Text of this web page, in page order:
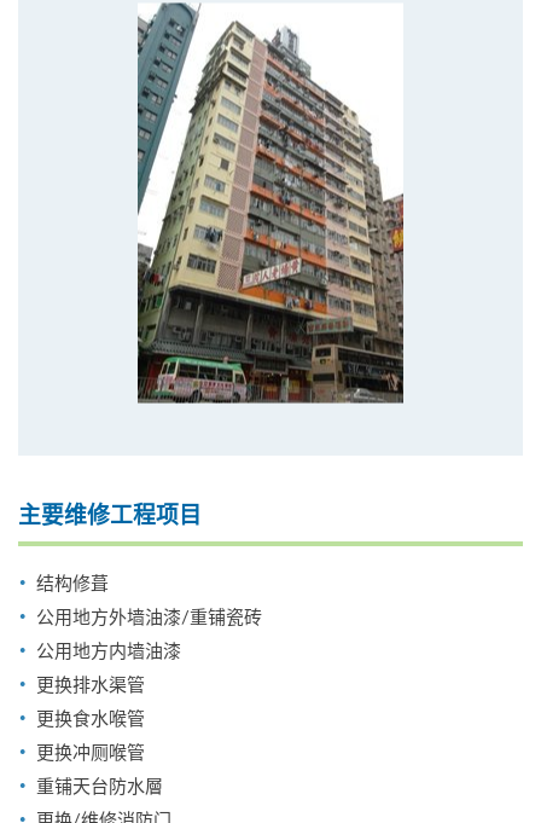
主要维修工程项目
结构修葺
公用地方外墙油漆/重铺瓷砖
公用地方内墙油漆
更换排水渠管
更换食水喉管
更换冲厕喉管
重铺天台防水層